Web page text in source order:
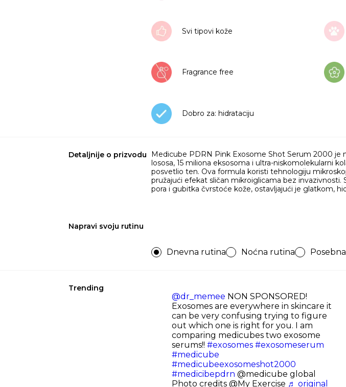
Svi tipovi kože
Fragrance free
Dobro za: hidrataciju
Detaljnije o prizvodu
Medicube PDRN Pink Exosome Shot Serum 2000 je
lososa, 15 miliona eksosoma i ultra-niskomolekularni
posvetlio ten. Ova formula koristi tehnologiju
pružajući efekat sličan mikroiglicama bez
pora i gubitka čvrstoće kože, ostavljajući je glatkom,
Napravi svoju rutinu
Dnevna rutina Noćna rutina
Trending
@dr_memee NON SPONSORED!
Exosomes are everywhere in skincare it
can be very confusing trying to figure
out which one is right for you. I am
comparing medicubes two exosome
serums!! #exosomes #exosomeserum
#medicube
#medicubeexosomeshot2000
#medicibepdrn @medicube global
Photo credits @My Exercise ♬ original